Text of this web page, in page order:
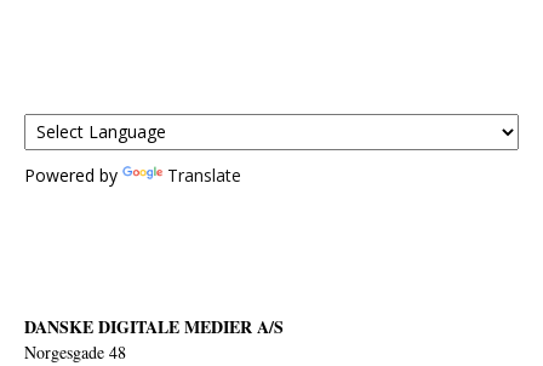
Powered by Translate
DANSKE DIGITALE MEDIER A/S
Norgesgade 48